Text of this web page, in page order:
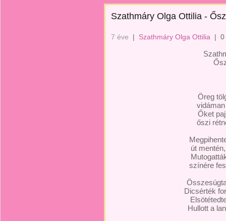
Szathmáry Olga Ottilia -
7 éve | Szathmáry Olga Ottilia | 0
Öreg
Őket
őszi
út
színére
Dicsérték
Hullott a